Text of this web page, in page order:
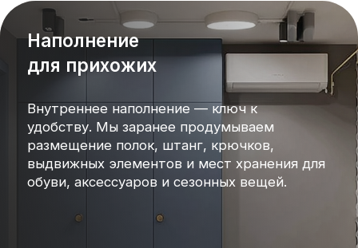
Предъявите свидетельство о браке или
договор купли-продажи недвижимости —
получите скидку на весь заказ.
Получить скидку